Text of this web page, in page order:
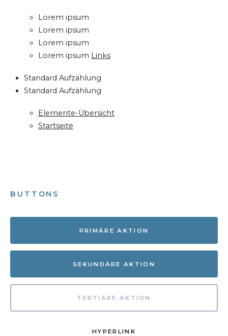
Lorem ipsum
Lorem ipsum
Lorem ipsum
Lorem ipsum Links
Standard Aufzählung
Standard Aufzählung
Elemente-Übersicht
Startseite
BUTTONS
PRIMÄRE AKTION
SEKUNDÄRE AKTION
TERTIÄRE AKTION
HYPERLINK